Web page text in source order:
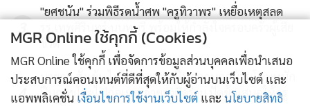
"ยศชนัน" ร่วมพิธีรดน้ำศพ "ครูทิวาพร" เหยื่อเหตุสลด
รร.เทพศิรินทร์ นนทบุรี พร้อมให้กำลังใจครอบครัวผู้เสีย
ชีวิต
4
นายกฯ สั่งเข้ม ไม่ใช่ จนท.พกปืนออกนอกบ้านโทษหนัก
ปืนถูกขโมยไปก่อเหตุเจ้าของผิดร่วม ปัดข้อเสนอให้ครู
MGR Online ใช้คุกกี้ (Cookies)
MGR Online ใช้คุกกี้ เพื่อจัดการข้อมูลส่วนบุคคลเพื่อนำเสนอ
ประสบการณ์คอนเทนต์ที่ดีที่สุดให้กับผู้อ่านบนเว็บไซต์ และ
แอพพลิเคชั่น เงื่อนไขการใช้งานเว็บไซต์ และ นโยบายสิทธิ